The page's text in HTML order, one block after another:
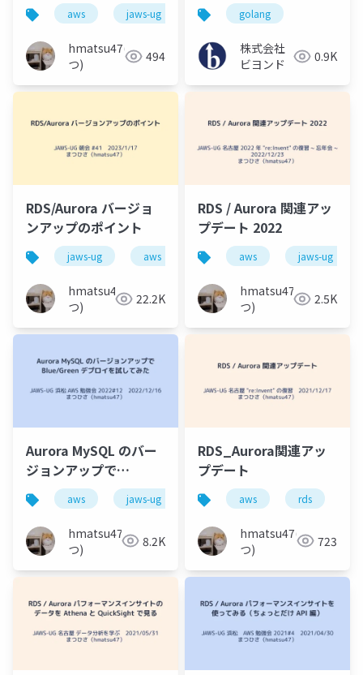
aws jaws-ug aurora rds
hmatsu47(ま
つ)
494
golang
株式会社
ビヨンド
0.9K
RDS/Aurora バージョ
ンアップのポイント
jaws-ug aws aurora 移行
hmatsu47(ま
つ)
22.2K
RDS / Aurora 関連アッ
プデート 2022
aws jaws-ug
hmatsu47(ま
つ)
2.5K
Aurora MySQL のバー
ジョンアップで
Blue_Green デプロイ
を試してみた
aws jaws-ug aurora 移行
hmatsu47(ま
つ)
8.2K
RDS_Aurora関連アッ
プデート
aws rds
hmatsu47(ま
つ)
723